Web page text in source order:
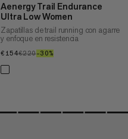
Aenergy Trail Endurance
Ultra Low Women
Zapatillas de trail running con agarre
y enfoque en resistencia
€154€154
€220€220
–30%